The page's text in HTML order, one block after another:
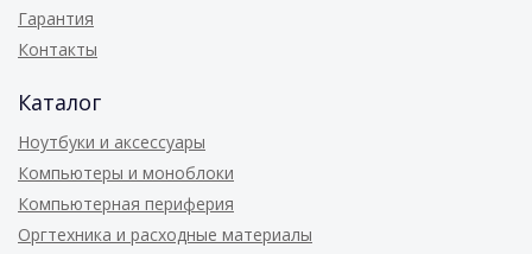
Гарантия
Контакты
Каталог
Ноутбуки и аксессуары
Компьютеры и моноблоки
Компьютерная периферия
Оргтехника и расходные материалы